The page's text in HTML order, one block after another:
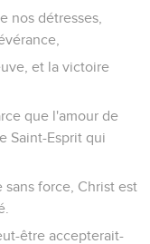
nos détresses,
et la victoire
que l'amour de
Saint-Esprit qui
force, Christ est
être accepterait-